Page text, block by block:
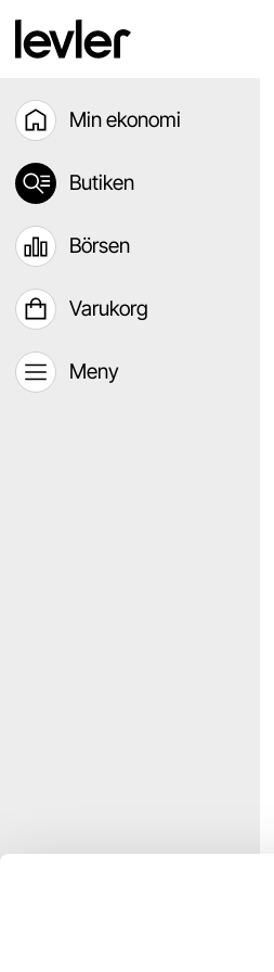
Min ekonomi
Butiken
Börsen
Varukorg
Meny